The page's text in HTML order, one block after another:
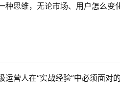
思维，无论市场、用户怎么变化
营人在“实战经验”中必须面对